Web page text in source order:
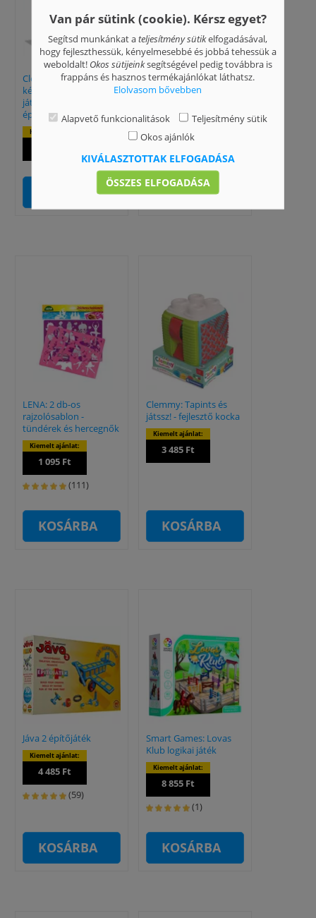
Clemmy: Puha
készségfejlesztő
játszószőnyeg
építőkockákkal
Kiemelt ajánlat:
KOSÁRBA
Clementoni: Sapientino
kvíz interaktív tollal
4 885 Ft
KOSÁRBA
LENA: 2 db-os
rajzolósablon -
tündérek és hercegnők
Kiemelt ajánlat:
1 095 Ft
(111)
KOSÁRBA
Clemmy: Tapints és
játssz! - fejlesztő kocka
Kiemelt ajánlat:
3 485 Ft
KOSÁRBA
Jáva 2 építőjáték
Kiemelt ajánlat:
4 485 Ft
(59)
KOSÁRBA
Smart Games: Lovas
Klub logikai játék
Kiemelt ajánlat:
8 855 Ft
(1)
KOSÁRBA
Van pár sütink (cookie). Kérsz egyet?
Segítsd munkánkat ateljesítmény sütikelfogadásával,
hogy fejleszthessük, kényelmesebbé és jobbá tehessük a
weboldalt! Okos sütijeinksegítségével pedig továbbra is
frappáns és hasznos termékajánlókat láthatsz.
Elolvasom bővebben
Alapvető funkcionalitások
Teljesítmény sütik
Okos ajánlók
KIVÁLASZTOTTAK ELFOGADÁSA
ÖSSZES ELFOGADÁSA